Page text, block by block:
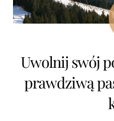
Uwolnij swój
prawdziwą